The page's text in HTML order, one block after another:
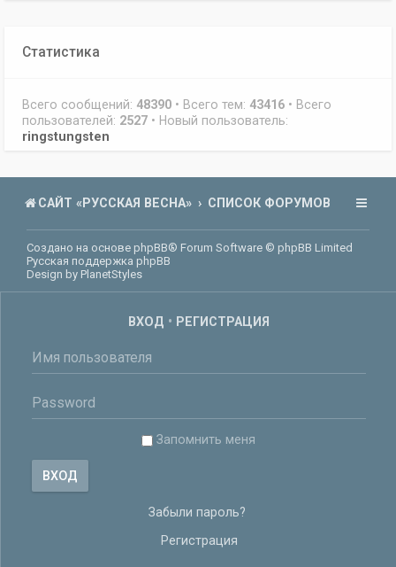
Статистика
Всего сообщений: 48390 • Всего тем: 43416 • Всего
пользователей: 2527 • Новый пользователь:
ringstungsten
САЙТ «РУССКАЯ ВЕСНА» СПИСОК ФОРУМОВ
Создано на основе phpBB® Forum Software © phpBB Limited
Русская поддержка phpBB
Design by PlanetStyles
ВХОД • РЕГИСТРАЦИЯ
Запомнить меня
Забыли пароль?
Регистрация